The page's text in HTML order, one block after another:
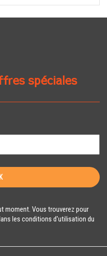
spéciales
moment. Vous trouverez pour
les conditions d'utilisation du